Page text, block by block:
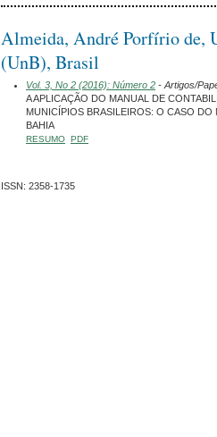
Almeida, André Porfírio de,
(UnB), Brasil
Vol. 3, No 2 (2016): Número 2 - Artigos/
A APLICAÇÃO DO MANUAL DE
MUNICÍPIOS BRASILEIROS: O CASO
BAHIA
RESUMO PDF
ISSN: 2358-1735